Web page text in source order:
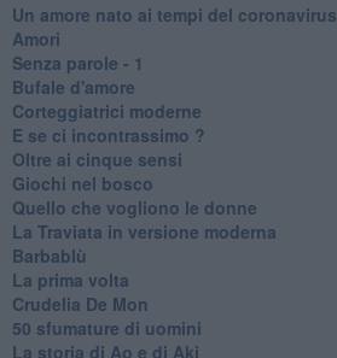
Un amore nato ai tempi del coronavirus
Amori
Senza parole - 1
Bufale d'amore
Corteggiatrici moderne
E se ci incontrassimo ?
Oltre ai cinque sensi
Giochi nel bosco
Quello che vogliono le donne
La Traviata in versione moderna
Barbablù
La prima volta
Crudelia De Mon
50 sfumature di uomini
La storia di Ao e di Aki